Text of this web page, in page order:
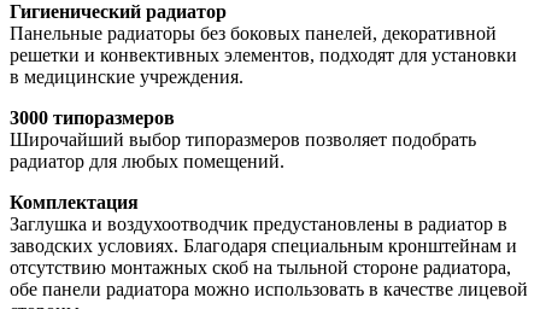
Гигиенический радиатор
Панельные радиаторы без боковых панелей, декоративной
решетки и конвективных элементов, подходят для установки
в медицинские учреждения.
3000 типоразмеров
Широчайший выбор типоразмеров позволяет подобрать
радиатор для любых помещений.
Комплектация
Заглушка и воздухоотводчик предустановлены в радиатор в
заводских условиях. Благодаря специальным кронштейнам и
отсутствию монтажных скоб на тыльной стороне радиатора,
обе панели радиатора можно использовать в качестве лицевой